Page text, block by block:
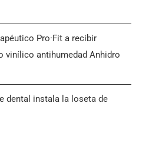
Pro·Fit a recibir
vinílico antihumedad Anhidro
dental instala la loseta de